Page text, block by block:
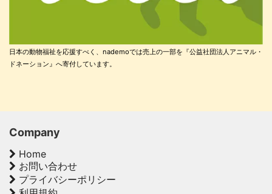
日本の動物福祉を応援すべく、nademoでは売上の一部を『公益社団法人アニマル・
ドネーション』へ寄付しています。
Company
Home
お問い合わせ
プライバシーポリシー